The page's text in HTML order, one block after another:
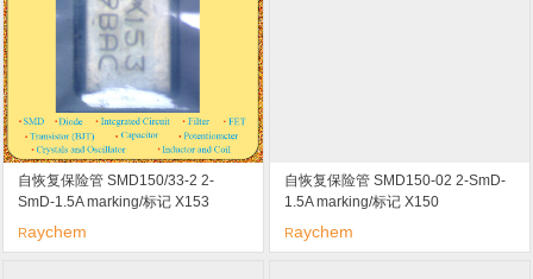
自恢复保险管 SMD150/33-2 2-
SmD-1.5A marking/标记 X153
Raychem
自恢复保险管 SMD150-02 2-SmD-
1.5A marking/标记 X150
Raychem